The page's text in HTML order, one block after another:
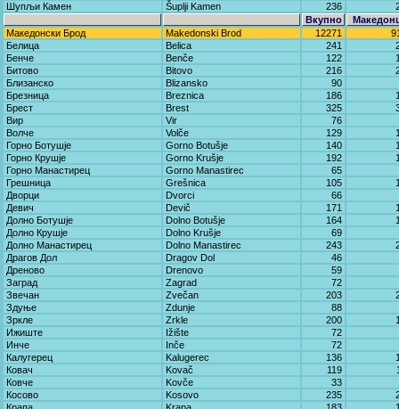
Шупљи Камен
Šuplji Kamen 236
Вкупно
Македонски Брод
Makedonski Brod 12271
Белица
Belica 241
Бенче
Benče 122
Битово
Bitovo 216
Близанско
Blizansko
90
Брезница
Breznica 186
Брест
Brest 325
Вир
Vir
76
Волче
Volče 129
Горно Ботушје
Gorno Botušje 140
Горно Крушје
Gorno Krušje 192
Горно Манастирец
Gorno Manastirec
65
Грешница
Grešnica 105
Дворци
Dvorci
66
Девич
Devič 171
Долно Ботушје
Dolno Botušje 164
Долно Крушје
Dolno Krušje
69
Долно Манастирец
Dolno Manastirec 243
Драгов Дол
Dragov Dol
46
Дреново
Drenovo
59
Заград
Zagrad
72
Звечан
Zvečan 203
Здуње
Zdunje
88
Зркле
Zrkle 200
Ижиште
Ižište
72
Инче
Inče
72
Калугерец
Kalugerec 136
Ковач
Kovač 119
Ковче
Kovče
33
Косово
Kosovo 235